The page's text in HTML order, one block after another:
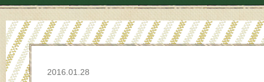
2016.01.28